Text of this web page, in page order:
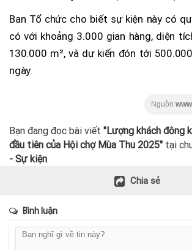
Ban Tổ chức cho biết sự kiện này có
có với khoảng 3.000 gian hàng, diện
130.000 m², và dự kiến đón tới
ngày.
Nguồn
Bạn đang đọc bài viết "Lượng khách đông
đầu tiên của Hội chợ Mùa Thu 2025" tại
- Sự kiện.
Chia sẻ
Bình luận